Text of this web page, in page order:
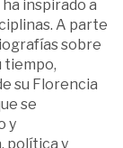
inspirado a
A parte
sobre
tiempo,
su Florencia
se
y
política y